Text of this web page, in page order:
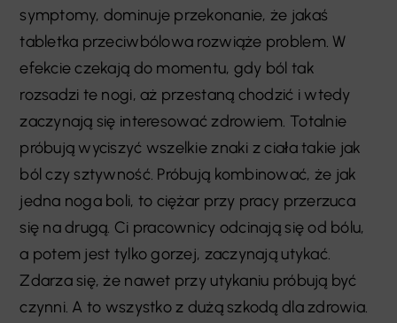
symptomy, dominuje przekonanie, że jakaś
tabletka przeciwbólowa rozwiąże problem. W
efekcie czekają do momentu, gdy ból tak
rozsadzi te nogi, aż przestaną chodzić i wtedy
zaczynają się interesować zdrowiem. Totalnie
próbują wyciszyć wszelkie znaki z ciała takie jak
ból czy sztywność. Próbują kombinować, że jak
jedna noga boli, to ciężar przy pracy przerzuca
się na drugą. Ci pracownicy odcinają się od bólu,
a potem jest tylko gorzej, zaczynają utykać.
Zdarza się, że nawet przy utykaniu próbują być
czynni. A to wszystko z dużą szkodą dla zdrowia.